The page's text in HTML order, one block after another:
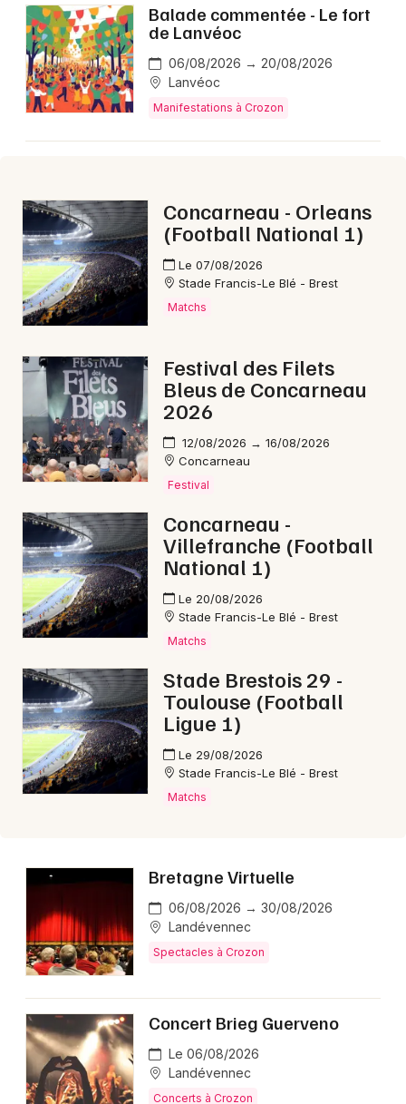
Balade commentée - Le fort
de Lanvéoc
06/08/2026 → 20/08/2026
Lanvéoc
Manifestations à Crozon
Concarneau - Orleans
(Football National 1)
Le 07/08/2026
Stade Francis-Le Blé - Brest
Matchs
Festival des Filets
Bleus de Concarneau
2026
12/08/2026 → 16/08/2026
Concarneau
Festival
Concarneau -
Villefranche (Football
National 1)
Le 20/08/2026
Stade Francis-Le Blé - Brest
Matchs
Stade Brestois 29 -
Toulouse (Football
Ligue 1)
Le 29/08/2026
Stade Francis-Le Blé - Brest
Matchs
Bretagne Virtuelle
06/08/2026 → 30/08/2026
Landévennec
Spectacles à Crozon
Concert Brieg Guerveno
Le 06/08/2026
Landévennec
Concerts à Crozon